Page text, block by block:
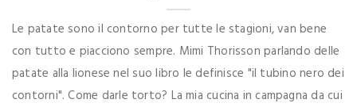
Le patate sono il contorno per tutte le stagioni, van bene
con tutto e piacciono sempre. Mimi Thorisson parlando delle
patate alla lionese nel suo libro le definisce "il tubino nero dei
contorni". Come darle torto? La mia cucina in campagna da cui